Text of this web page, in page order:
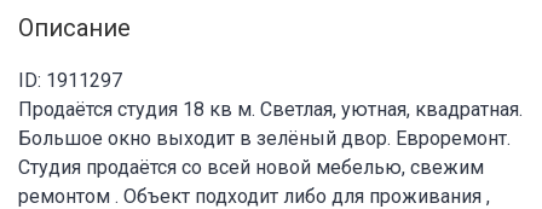
Описание
ID: 1911297
Продаётся студия 18 кв м. Светлая, уютная, квадратная.
Большое окно выходит в зелёный двор. Евроремонт.
Студия продаётся со всей новой мебелью, свежим
ремонтом . Объект подходит либо для проживания ,